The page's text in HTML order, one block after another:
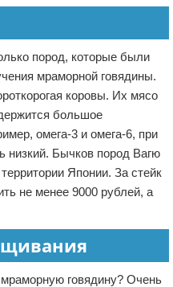
пород, которые были
мраморной говядины.
коровы. Их мясо
большое
омега-3 и омега-6, при
низкий. Бычков пород Вагю
Японии. За стейк
не менее 9000 рублей, а
говядину? Очень